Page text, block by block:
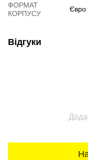
ФОРМАТ
КОРПУСУ
Євро
Відгуки